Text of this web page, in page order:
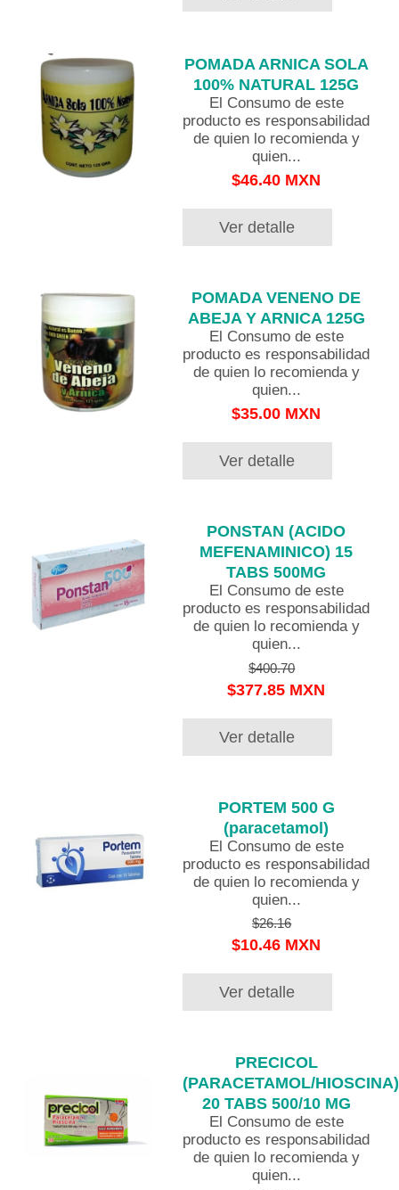
POMADA ARNICA SOLA
100% NATURAL 125G
El Consumo de este
producto es responsabilidad
de quien lo recomienda y
quien...
$46.40 MXN
Ver detalle
POMADA VENENO DE
ABEJA Y ARNICA 125G
El Consumo de este
producto es responsabilidad
de quien lo recomienda y
quien...
$35.00 MXN
Ver detalle
PONSTAN (ACIDO
MEFENAMINICO) 15
TABS 500MG
El Consumo de este
producto es responsabilidad
de quien lo recomienda y
quien...
$400.70
$377.85 MXN
Ver detalle
PORTEM 500 G
(paracetamol)
El Consumo de este
producto es responsabilidad
de quien lo recomienda y
quien...
$26.16
$10.46 MXN
Ver detalle
PRECICOL
(PARACETAMOL/HIOSCINA)
20 TABS 500/10 MG
El Consumo de este
producto es responsabilidad
de quien lo recomienda y
quien...